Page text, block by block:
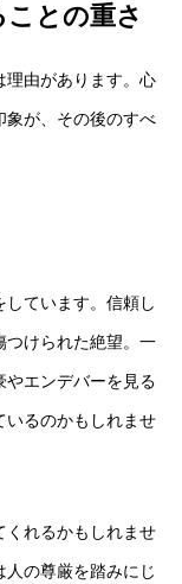
ことの重さ
理由があります。心
が、その後のすべ
ています。信頼し
つけられた絶望。一
やエンデバーを見る
いるのかもしれませ
くれるかもしれませ
の尊厳を踏みにじ